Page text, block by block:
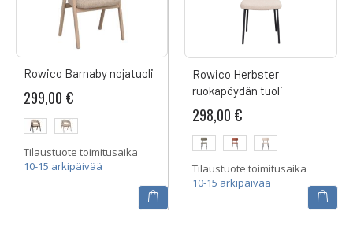
Rowico Barnaby nojatuoli
299,00 €
Tilaustuote toimitusaika
10-15 arkipäivää
Rowico Herbster
ruokapöydän tuoli
298,00 €
Tilaustuote toimitusaika
10-15 arkipäivää